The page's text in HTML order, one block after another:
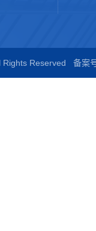
Rights Reserved 备案